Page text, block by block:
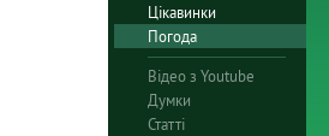
Цікавинки
Погода
Відео з Youtube
Думки
Статті